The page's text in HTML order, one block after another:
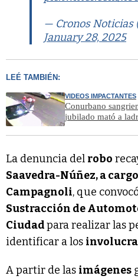
— Cronos Noticias
January 28, 2025
LEÉ TAMBIÉN:
VIDEOS IMPACTANTES
Conurbano
jubilado mató a
La denuncia del robo
Saavedra-Núñez, a
Campagnoli, que
Sustracción de
Ciudadpara realizar las
identificar a los
A partir de las imágenes